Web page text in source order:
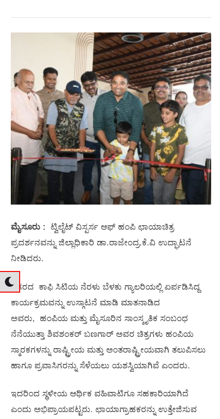
ಮೈಸೂರು :
ಟ್ವಿಲೈಟ್ ವಿಸ್ಪರ್ಸ ಆಫ್ ಹಂಪಿ ಛಾಯಾಚಿತ್ರ
ಪ್ರದರ್ಶನವನ್ನು ಜಿಲ್ಲಾಧಿಕಾರಿ ಡಾ.ರಾಜೇಂದ್ರ.ಕೆ.ವಿ ಉದ್ಘಾಟನೆ
ನೀಡಿದರು.
ನಗರದ ಕಾಫಿ ಸಿಟಿಯ ನೆರಳು ಬೆಳಕು ಗ್ಯಾಲರಿಯಲ್ಲಿ ಏರ್ಪಡಿಸಿದ್ದ
ಕಾರ್ಯಕ್ರಮವನ್ನು ಉಸ್ಗಾಟನೆ ಮಾಡಿ ಮಾತನಾಡಿದ
ಅವರು, ಹಂಪಿಯ ಮತ್ತು ಮೈಸೂರಿನ ಸಾಂಸ್ಕೃತಿಕ ಸಂಬಂಧ
ನೆನೆಯುತ್ತಾ ಶಿವಶಂಕರ್ ಬಣಗಾರ್ ಅವರ ಚಿತ್ರಗಳು ಹಂಪಿಯ
ಸ್ಮಾರಕಗಳನ್ನು ರಾಷ್ಟ್ರೀಯ ಮತ್ತು ಅಂತರಾಷ್ಟ್ರೀಯವಾಗಿ ತಲುಪಿಸಲು
ಹಾಗೂ ಪ್ರವಾಸಿಗರನ್ನು ಸೆಳೆಯಲು ಯಶಸ್ವಿಯಾಗಿವೆ ಎಂದರು.
ಇದರಿಂದ ಸ್ಥಳೀಯ ಆರ್ಥಿಕ ವಹಿವಾಟಿಗೂ ಸಹಕಾರಿಯಾಗಿದೆ
ಎಂದು ಅಭಿಪ್ರಾಯಪಟ್ಟರು. ಛಾಯಾಗ್ರಾಹಕರನ್ನು ಉತ್ತೇಜಿಸುವ